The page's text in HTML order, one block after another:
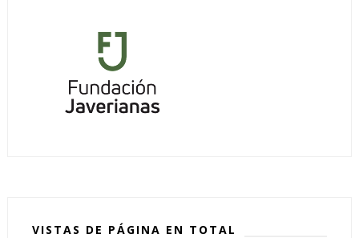
VISTAS DE PÁGINA EN TOTAL